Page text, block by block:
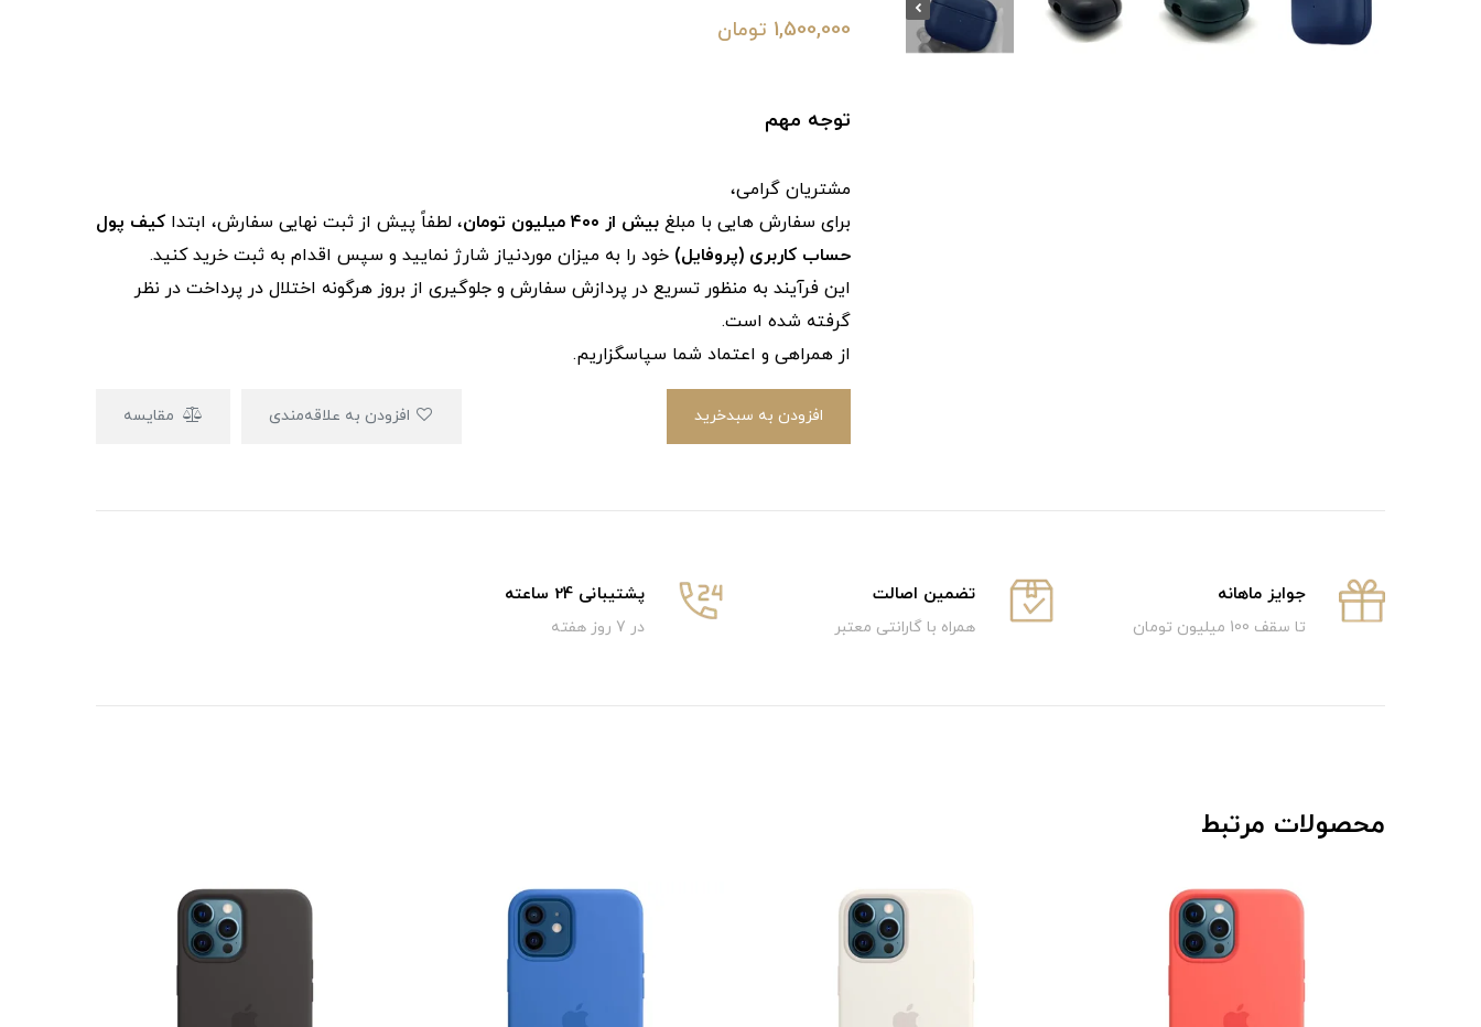
1,500,000 تومان
توجه مهم
مشتریان گرامی،
برای سفارش‌ هایی با مبلغ بیش از ۴۰۰ میلیون تومان ، لطفاً پیش از ثبت نهایی سفارش، ابتدا کیف پول
حساب کاربری (پروفایل) خود را به میزان موردنیاز شارژ نمایید و سپس اقدام به ثبت خرید کنید.
این فرآیند به‌ منظور تسریع در پردازش سفارش و جلوگیری از بروز هرگونه اختلال در پرداخت در نظر
گرفته شده است.
از همراهی و اعتماد شما سپاسگزاریم.
افزودن به سبدخرید مقایسه
جوایز ماهانه
تا سقف 100 میلیون تومان
تضمین اصالت
همراه با گارانتی معتبر
پشتیبانی 24 ساعته
در 7 روز هفته
محصولات مرتبط